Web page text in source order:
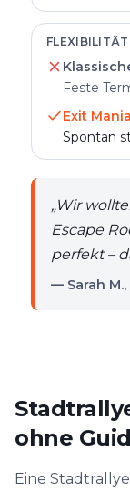
FLEXIBILITÄT
Feste
Exit
Spontan
„Wir
Escape
perfekt –
— Sarah
ohne
Eine